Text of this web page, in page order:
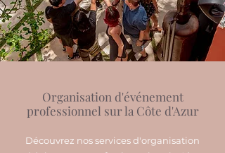
Organisation d'événement
professionnel sur la Côte d'Azur
Découvrez nos services d'organisation